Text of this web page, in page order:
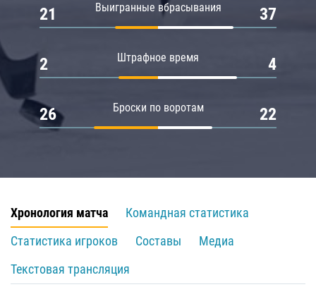
Выигранные вбрасывания
21 37
Штрафное время
2 4
Броски по воротам
26 22
Хронология матча
Командная статистика
Статистика игроков
Составы
Медиа
Текстовая трансляция